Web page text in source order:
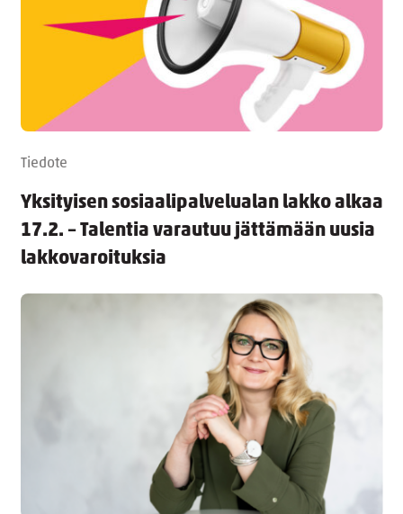
Tiedote
Yksityisen sosiaalipalvelualan lakko alkaa
17.2. – Talentia varautuu jättämään uusia
lakkovaroituksia